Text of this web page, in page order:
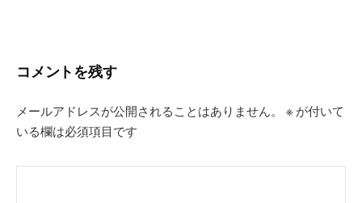
コメントを残す
メールアドレスが公開されることはありません。 ※ が付いて
いる欄は必須項目です